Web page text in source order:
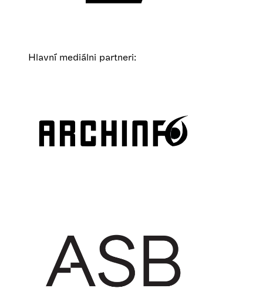
Hlavní mediálni partneri: